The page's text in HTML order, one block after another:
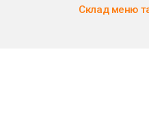
Склад меню